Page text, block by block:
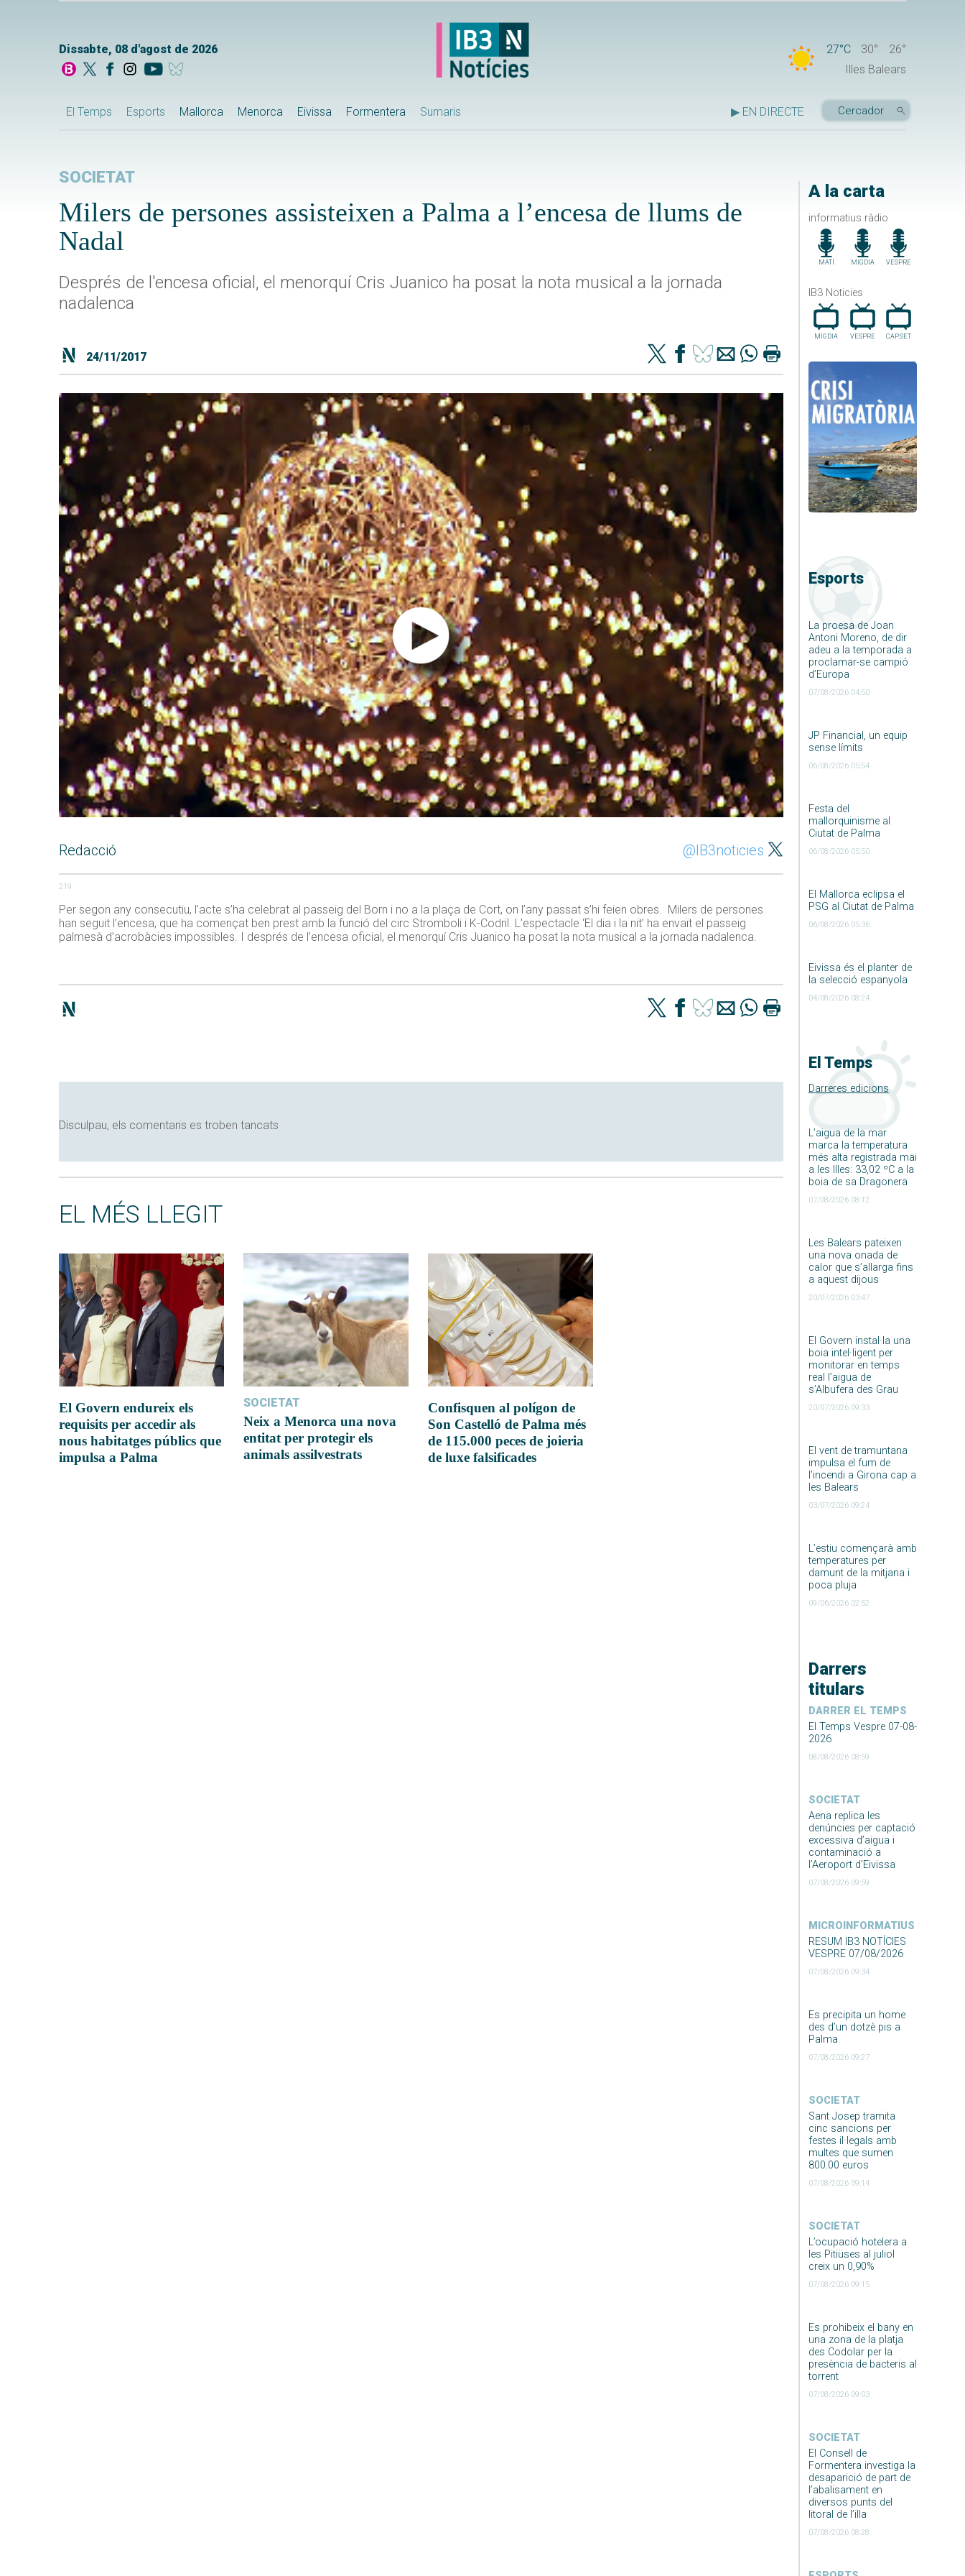
Dissabte, 08 d'agost de 2026 27°C 30°
26°
Illes Balears
El Temps Esports Mallorca Menorca Eivissa Formentera Sumaris ▶ EN DIRECTE
A la carta
informatius ràdio
MATÍ MIGDIA VESPRE
IB3 Noticies
MIGDIA VESPRE CAP.SET
Esports
La proesa de Joan
Antoni Moreno, de dir
adeu a la temporada a
proclamar-se campió
d’Europa
07/08/2026 04:50
JP Financial, un equip
sense límits
06/08/2026 05:54
Festa del
mallorquinisme al
Ciutat de Palma
06/08/2026 05:50
El Mallorca eclipsa el
PSG al Ciutat de Palma
06/08/2026 05:36
Eivissa és el planter de
la selecció espanyola
04/08/2026 08:24
El Temps
Darreres edicions
L’aigua de la mar
marca la temperatura
més alta registrada mai
a les Illes: 33,02 ºC a la
boia de sa Dragonera
07/08/2026 08:12
Les Balears pateixen
una nova onada de
calor que s’allarga fins
a aquest dijous
20/07/2026 03:47
El Govern instal·la una
boia intel·ligent per
monitorar en temps
real l’aigua de
s’Albufera des Grau
20/07/2026 09:33
El vent de tramuntana
impulsa el fum de
l’incendi a Girona cap a
les Balears
03/07/2026 09:24
L’estiu començarà amb
temperatures per
damunt de la mitjana i
poca pluja
09/06/2026 02:52
Darrers
titulars
DARRER EL TEMPS
El Temps Vespre 07-08-
2026
08/08/2026 08:59
SOCIETAT
Aena replica les
denúncies per captació
excessiva d’aigua i
contaminació a
l’Aeroport d’Eivissa
07/08/2026 09:59
MICROINFORMATIUS
RESUM IB3 NOTÍCIES
VESPRE 07/08/2026
07/08/2026 09:34
Es precipita un home
des d’un dotzè pis a
Palma
07/08/2026 09:27
SOCIETAT
Sant Josep tramita
cinc sancions per
festes il·legals amb
multes que sumen
800.00 euros
07/08/2026 09:14
SOCIETAT
L’ocupació hotelera a
les Pitiüses al juliol
creix un 0,90%
07/08/2026 09:15
Es prohibeix el bany en
una zona de la platja
des Codolar per la
presència de bacteris al
torrent
07/08/2026 09:03
SOCIETAT
El Consell de
Formentera investiga la
desaparició de part de
l’abalisament en
diversos punts del
litoral de l’illa
07/08/2026 08:28
SOCIETAT
Milers de persones assisteixen a Palma a l’encesa de llums de
Nadal
Després de l'encesa oficial, el menorquí Cris Juanico ha posat la nota musical a la jornada
nadalenca
24/11/2017
Redacció @IB3noticies
219
Per segon any consecutiu, l’acte s’ha celebrat al passeig del Born i no a la plaça de Cort, on l’any passat s’hi feien obres. Milers de persones
han seguit l’encesa, que ha començat ben prest amb la funció del circ Stromboli i K-Codril. L’espectacle ‘El dia i la nit’ ha envaït el passeig
palmesà d’acrobàcies impossibles. I després de l’encesa oficial, el menorquí Cris Juanico ha posat la nota musical a la jornada nadalenca.
Disculpau, els comentaris es troben tancats
EL MÉS LLEGIT
El Govern endureix els
requisits per accedir als
nous habitatges públics que
impulsa a Palma
SOCIETAT
Neix a Menorca una nova
entitat per protegir els
animals assilvestrats
Confisquen al polígon de
Son Castelló de Palma més
de 115.000 peces de joieria
de luxe falsificades